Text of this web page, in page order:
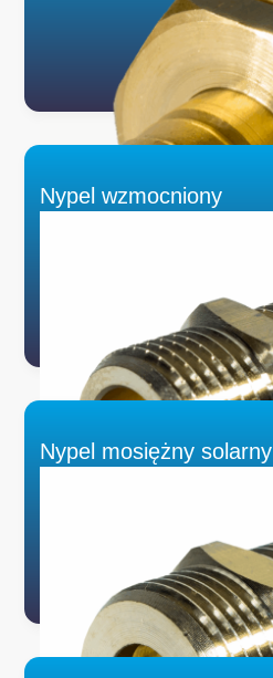
Nypel wzmocniony
Nypel mosiężny solarny